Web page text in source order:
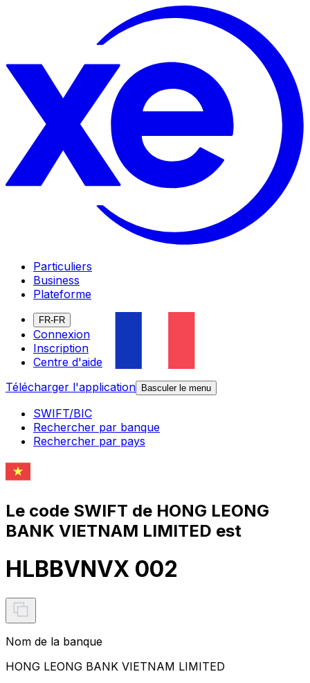
Particuliers
Business
Plateforme
FR-FR
Connexion
Inscription
Centre d'aide
Télécharger l'application
Basculer le menu
SWIFT/BIC
Rechercher par banque
Rechercher par pays
Le code SWIFT de HONG LEONG
BANK VIETNAM LIMITED est
HLBBVNVX 002
Nom de la banque
HONG LEONG BANK VIETNAM LIMITED